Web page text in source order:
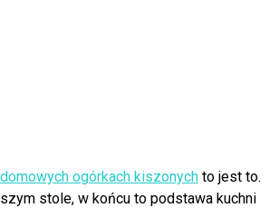
domowych ogórkach kiszonych to jest to.
stole, w końcu to podstawa kuchni